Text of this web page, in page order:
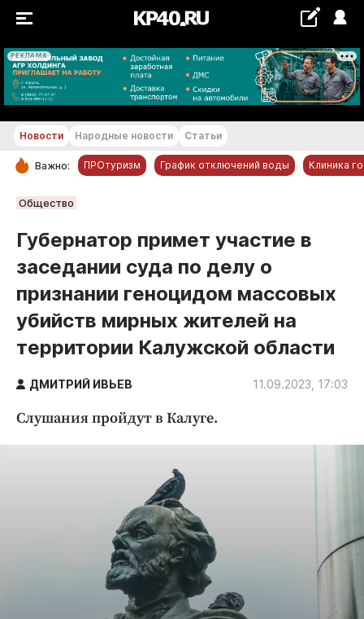
РЕКЛАМА
+19...+20 °С
РУБРИКИ
Новости компаний
Статьи
Народные новости
Авто и транспорт
Благоустройство
Криминал
Недвижимость и ЖКХ
Образование
Праздники
Происшествия
Экономика и бизнес
Новости Народные новости Статьи
Важно: ПРОтуризм График отключений воды Клиника
Общество
Губернатор примет участие в
заседании суда по делу о
признании геноцидом массовых
убийств мирных жителей на
территории Калужской области
ДМИТРИЙ ИВЬЕВ 11.09.2023, 17:03
Слушания пройдут в Калуге.